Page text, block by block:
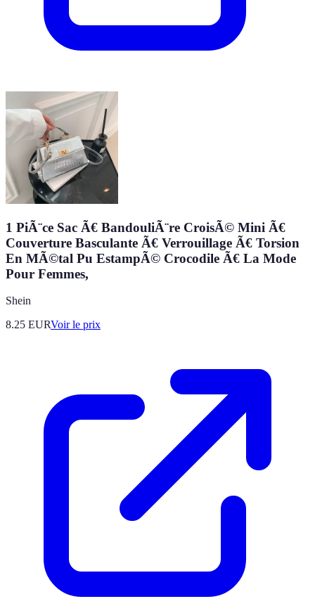
1 PiÃ¨ce Sac Ã€ BandouliÃ¨re CroisÃ© Mini Ã€
Couverture Basculante Ã€ Verrouillage Ã€ Torsion
En MÃ©tal Pu EstampÃ© Crocodile Ã€ La Mode
Pour Femmes,
Shein
8.25 EURVoir le prix